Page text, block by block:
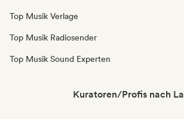
Top Musik Verlage
Top Musik Radiosender
Top Musik Sound Experten
Kuratoren/Profis nach